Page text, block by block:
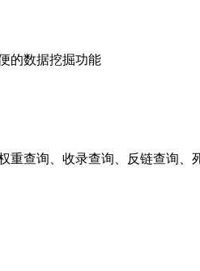
的数据挖掘功能
重查询、收录查询、反链查询